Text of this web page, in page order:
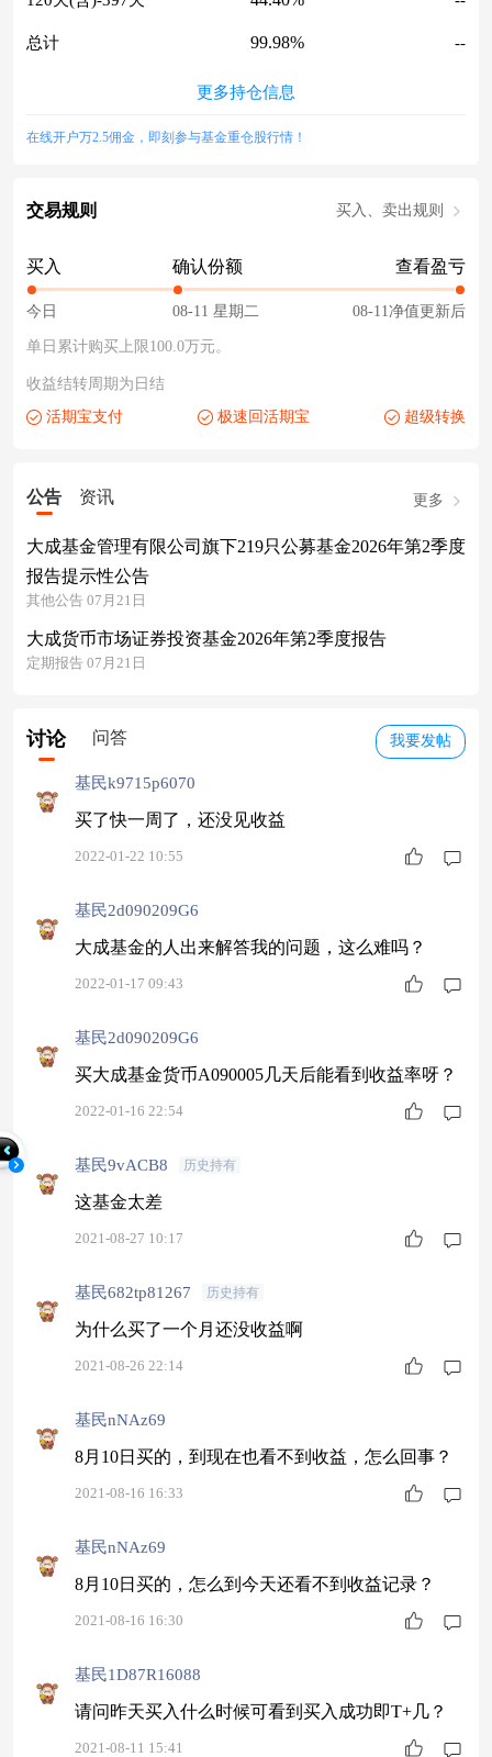
总计 99.98% --
更多持仓信息
在线开户万2.5佣金，即刻参与基金重仓股行情！
交易规则 买入、卖出规则
买入
今日
确认份额
08-11 星期二
查看盈亏
08-11净值更新后
单日累计购买上限100.0万元。
收益结转周期为日结
活期宝支付
极速回活期宝 超级转换
公告 资讯 更多
大成基金管理有限公司旗下219只公募基金2026年第2季度
报告提示性公告
其他公告 07月21日
大成货币市场证券投资基金2026年第2季度报告
定期报告 07月21日
我要发帖
讨论 问答
基民k9715p6070
买了快一周了，还没见收益
2022-01-22 10:55
基民2d090209G6
大成基金的人出来解答我的问题，这么难吗？
2022-01-17 09:43
基民2d090209G6
买大成基金货币A090005几天后能看到收益率呀？
2022-01-16 22:54
基民9vACB8 历史持有
这基金太差
2021-08-27 10:17
基民682tp81267 历史持有
为什么买了一个月还没收益啊
2021-08-26 22:14
基民nNAz69
8月10日买的，到现在也看不到收益，怎么回事？
2021-08-16 16:33
基民nNAz69
8月10日买的，怎么到今天还看不到收益记录？
2021-08-16 16:30
基民1D87R16088
请问昨天买入什么时候可看到买入成功即T+几？
2021-08-11 15:41